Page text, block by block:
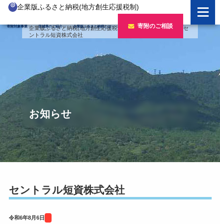
企業版ふるさと納税(地方創生応援税制)
寄附対象事業 茨城県のご紹介 企業版ふるさと納税とは 寄附のご相談
企業版ふるさと納税とは
制度の概要
企業版ふるさと納税(人材派遣型)
寄附をいただいた企業様
寄附対象事業のご紹介
新しい豊かさを推進する事業
新しい安心安全を推進する事業
新しい人財育成を推進する事業
新しい夢・希望を推進する事業
事業検索フォーム
茨城県のご紹介
茨城のポテンシャル
「新しい茨城」への4つのチャレンジ
寄附をいただいた企業様
令和7年度寄附企業一覧
令和6年度寄附企業一覧
令和5年度寄附企業一覧
令和4年度寄附企業一覧
企業版ふるさと納税(地方創生応援税制) >バナー>令和6年度
セ
ントラル短資株式会社
お知らせ
セントラル短資株式会社
令和6年8月6日